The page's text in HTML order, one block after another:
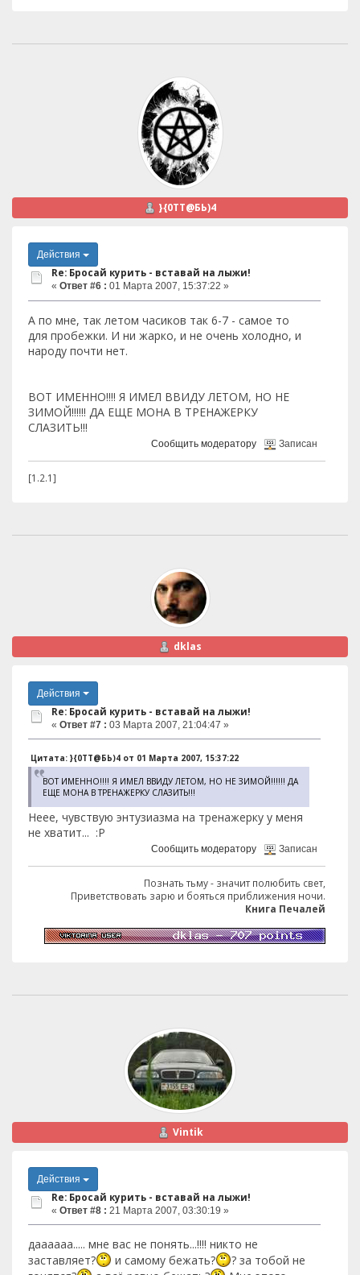
}{0TT@БЬ)4
Действия
Re: Бросай курить - вставай на лыжи!
« Ответ #6 : 01 Марта 2007, 15:37:22 »
А по мне, так летом часиков так 6-7 - самое то
для пробежки. И ни жарко, и не очень холодно, и
народу почти нет.
ВОТ ИМЕННО!!!! Я ИМЕЛ ВВИДУ ЛЕТОМ, НО НЕ
ЗИМОЙ!!!!!! ДА ЕЩЕ МОНА В ТРЕНАЖЕРКУ
СЛАЗИТЬ!!!
Сообщить модератору Записан
[1.2.1]
dklas
Действия
Re: Бросай курить - вставай на лыжи!
« Ответ #7 : 03 Марта 2007, 21:04:47 »
Цитата: }{0TT@БЬ)4 от 01 Марта 2007, 15:37:22
ВОТ ИМЕННО!!!! Я ИМЕЛ ВВИДУ ЛЕТОМ, НО НЕ ЗИМОЙ!!!!!! ДА
ЕЩЕ МОНА В ТРЕНАЖЕРКУ СЛАЗИТЬ!!!
Неее, чувствую энтузиазма на тренажерку у меня
не хватит... :P
Сообщить модератору Записан
Познать тьму - значит полюбить свет,
Приветствовать зарю и бояться приближения ночи.
Книга Печалей
Vintik
Действия
Re: Бросай курить - вставай на лыжи!
« Ответ #8 : 21 Марта 2007, 03:30:19 »
даааааа..... мне вас не понять...!!!! никто не
заставляет?
и самому бежать?
? за тобой не